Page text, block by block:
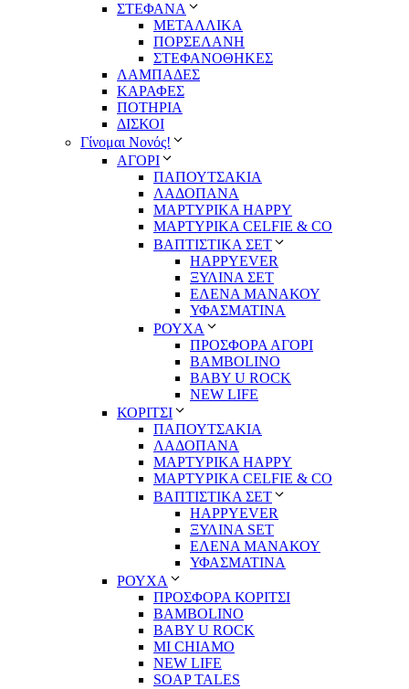
ΣΤΕΦΑΝΑ
ΜΕΤΑΛΛΙΚΑ
ΠΟΡΣΕΛΑΝΗ
ΣΤΕΦΑΝΟΘΗΚΕΣ
ΛΑΜΠΑΔΕΣ
ΚΑΡΑΦΕΣ
ΠΟΤΗΡΙΑ
ΔΙΣΚΟΙ
Γίνομαι Νονός!
ΑΓΟΡΙ
ΠΑΠΟΥΤΣΑΚΙΑ
ΛΑΔΟΠΑΝΑ
ΜΑΡΤΥΡΙΚΑ HAPPY
ΜΑΡΤΥΡΙΚΑ CELFIE & CO
ΒΑΠΤΙΣΤΙΚΑ ΣΕΤ
HAPPYEVER
ΞΥΛΙΝΑ ΣΕΤ
ΕΛΕΝΑ ΜΑΝΑΚΟΥ
ΥΦΑΣΜΑΤΙΝΑ
ΡΟΥΧΑ
ΠΡΟΣΦΟΡΑ ΑΓΟΡΙ
BAMBOLINO
BABY U ROCK
NEW LIFE
ΚΟΡΙΤΣΙ
ΠΑΠΟΥΤΣΑΚΙΑ
ΛΑΔΟΠΑΝΑ
ΜΑΡΤΥΡΙΚΑ HAPPY
ΜΑΡΤΥΡΙΚΑ CELFIE & CO
ΒΑΠΤΙΣΤΙΚΑ ΣΕΤ
HAPPYEVER
ΞΥΛΙΝΑ SET
ΕΛΕΝΑ ΜΑΝΑΚΟΥ
ΥΦΑΣΜΑΤΙΝΑ
ΡΟΥΧΑ
ΠΡΟΣΦΟΡΑ ΚΟΡΙΤΣΙ
BAMBOLINO
BABY U ROCK
MI CHIAMO
NEW LIFE
SOAP TALES